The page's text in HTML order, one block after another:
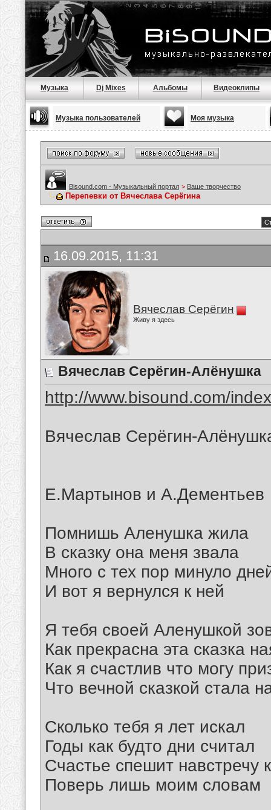
Музыка Dj Mixes Альбомы Видеоклипы
Музыка пользователей Моя музыка
Bisound.com - Музыкальный портал > Ваше творчество
Перепевки от Вячеслава Серёгина
16.09.2015, 11:31
Вячеслав Серёгин
Живу я здесь
Вячеслав Серёгин-Алёнушка
http://www.bisound.com/
Вячеслав Серёгин-
Е.Мартынов и А.Дементьев
Помнишь Аленушка жила
В сказку она меня звала
Много с тех пор минуло
И вот я вернулся к ней
Я тебя своей Аленушкой
Как прекрасна эта сказка
Как я счастлив что могу
Что вечной сказкой стала
Сколько тебя я лет искал
Годы как будто дни считал
Счастье спешит навстречу
Поверь лишь моим словам